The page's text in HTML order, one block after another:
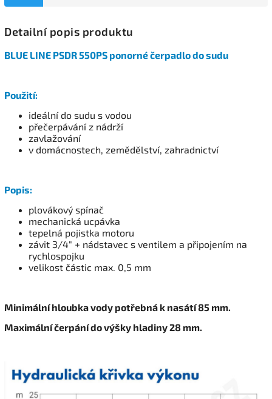
Detailní popis produktu
BLUE LINE PSDR 550PS ponorné čerpadlo do sudu
Použití:
ideální do sudu s vodou
přečerpávání z nádrží
zavlažování
v domácnostech, zemědělství, zahradnictví
Popis:
plovákový spínač
mechanická ucpávka
tepelná pojistka motoru
závit 3/4" + nádstavec s ventilem a připojením na
rychlospojku
velikost částic max. 0,5 mm
Minimální hloubka vody potřebná k nasátí 85 mm.
Maximální čerpání do výšky hladiny 28 mm.